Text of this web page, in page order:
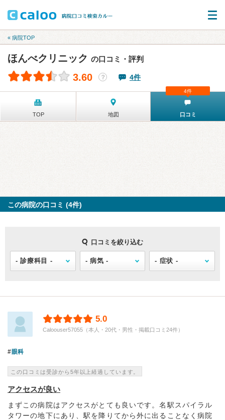
« 病院TOP
ほんべクリニック の口コミ・評判
3.60 ？ 4件
TOP 地図 口コミ
4件
この病院の口コミ (4件)
口コミを絞り込む
5.0
Caloouser57055（本人・20代・男性・掲載口コミ24件）
眼科
この口コミは受診から5年以上経過しています。
アクセスが良い
まずこの病院はアクセスがとても良いです。名駅スパイラル
タワーの地下にあり、駅を降りてから外に出ることなく病院